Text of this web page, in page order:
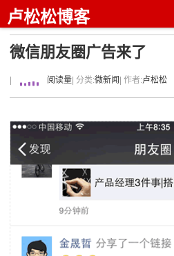
卢松松博客
微信朋友圈广告来了
阅读量 | 分类:微新闻 | 作者:卢松松